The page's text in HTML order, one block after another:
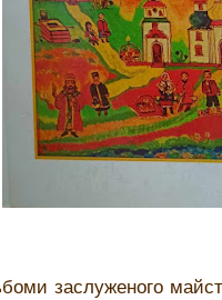
заслуженого